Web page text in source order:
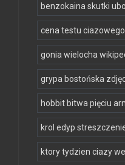
benzokaina skutki
cena testu ciazowego
gonia wielocha
grypa bostońska
hobbit bitwa pięciu
krol edyp
ktory tydzien ciazy